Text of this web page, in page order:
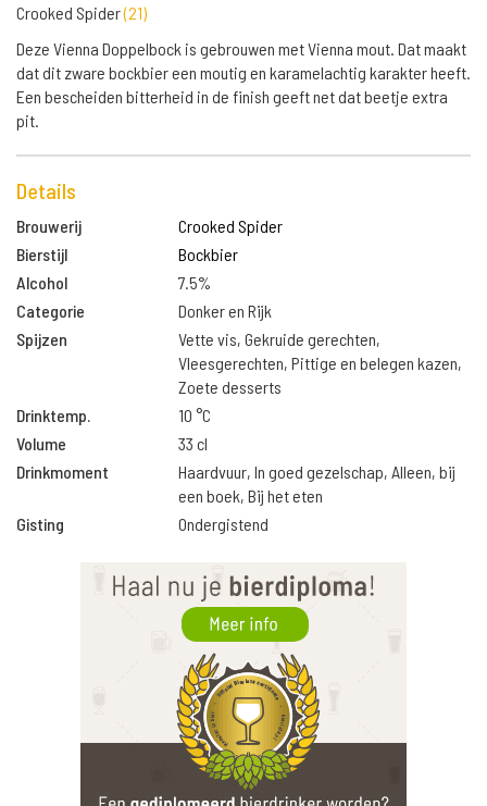
Crooked Spider(21)
Deze Vienna Doppelbock is gebrouwen met Vienna mout. Dat maakt
dat dit zware bockbier een moutig en karamelachtig karakter heeft.
Een bescheiden bitterheid in de finish geeft net dat beetje extra
pit.
Details
Brouwerij
Crooked Spider
Bierstijl
Bockbier
Alcohol
7.5%
Categorie
Donker en Rijk
Spijzen
Vette vis, Gekruide gerechten,
Vleesgerechten, Pittige en belegen kazen,
Zoete desserts
Drinktemp.
10 °C
Volume
33 cl
Drinkmoment
Haardvuur, In goed gezelschap, Alleen, bij
een boek, Bij het eten
Gisting
Ondergistend